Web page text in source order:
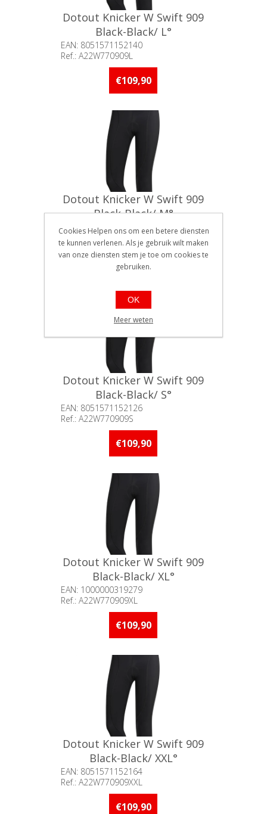
Dotout Knicker W Swift 909
Black-Black/ L°
EAN: 8051571152140
Ref.: A22W770909L
Beschikbaarheid:: Minder dan 5
stuks op voorraad
€109,90
Dotout Knicker W Swift 909
Black-Black/ M°
EAN: 8051571152133
Ref.: A22W770909M
Beschikbaarheid:: Minder dan 5
stuks op voorraad
€109,90
Dotout Knicker W Swift 909
Black-Black/ S°
EAN: 8051571152126
Ref.: A22W770909S
Beschikbaarheid:: Minder dan 5
stuks op voorraad
€109,90
Dotout Knicker W Swift 909
Black-Black/ XL°
EAN: 1000000319279
Ref.: A22W770909XL
Beschikbaarheid:: Minder dan 5
stuks op voorraad
€109,90
Dotout Knicker W Swift 909
Black-Black/ XXL°
EAN: 8051571152164
Ref.: A22W770909XXL
Beschikbaarheid:: Minder dan 5
stuks op voorraad
€109,90
Cookies Helpen ons om een betere diensten
te kunnen verlenen. Als je gebruik wilt maken
van onze diensten stem je toe om cookies te
gebruiken.
OK
Meer weten